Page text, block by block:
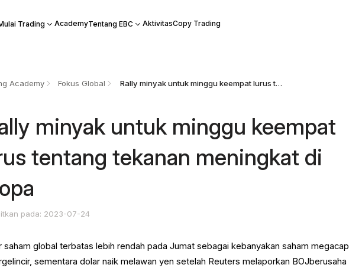
Trading AcademyTentang EBC AktivitasCopy Trading
Academy Fokus Global ​ Rally minyak untuk minggu keempat lurus tentang tekanan meningkat di Eropa
minyak untuk minggu keempat
tentang tekanan meningkat di
pada: 2023-07-24
saham global terbatas lebih rendah pada Jumat sebagai kebanyakan saham megacap
sementara dolar naik melawan yen setelah Reuters melaporkan BOJberusaha